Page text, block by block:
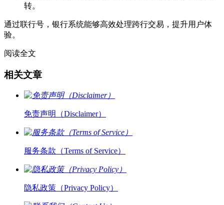
转。
通过联行号，银行系统能够高效处理跨行交易，提升用户体
验。
阅读全文
相关文章
免责声明（Disclaimer）
服务条款（Terms of Service）
隐私政策（Privacy Policy）